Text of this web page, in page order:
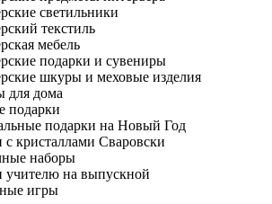
светильники
текстиль
мебель
подарки и сувениры
шкуры и меховые изделия
для дома
подарки
подарки на Новый Год
с кристаллами Сваровски
наборы
учителю на выпускной
игры